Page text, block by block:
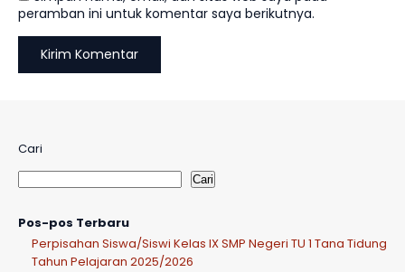
peramban ini untuk komentar saya berikutnya.
Cari
Cari
Pos-pos Terbaru
Perpisahan Siswa/Siswi Kelas IX SMP Negeri TU 1 Tana Tidung
Tahun Pelajaran 2025/2026